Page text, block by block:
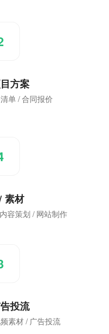
方案
单 / 合同报价
素材
容策划 / 网站制作
投流
素材 / 广告投流